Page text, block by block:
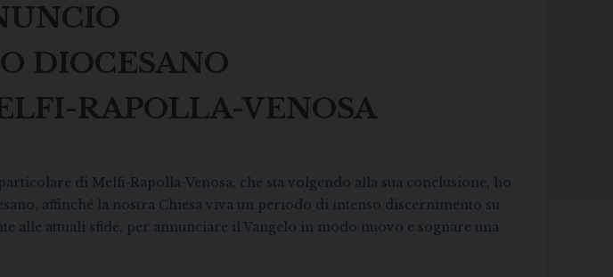
DIOCESANO
RAPOLLA-VENOSA
di Melfi-Rapolla-Venosa, che sta volgendo alla sua conclusione, ho
affinché la nostra Chiesa viva un periodo di intenso discernimento su
alle attuali sfide, per annunciare il Vangelo in modo nuovo e sognare una